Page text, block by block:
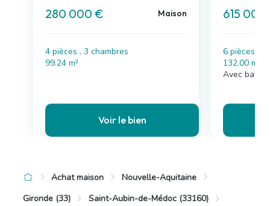
280 000 € Maison
4 pièces , 3 chambres
99.24 m²
Voir le bien
615
6 pièces , 4
132.00 m²
Avec
Achat maison
Nouvelle-Aquitaine
Gironde (33)
Saint-Aubin-de-Médoc (33160)